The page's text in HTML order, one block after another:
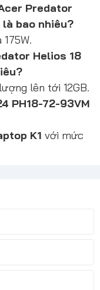
Predator
là bao nhiêu?
Helios 18
lên tới 12GB.
PH18-72-93VM
K1 với mức